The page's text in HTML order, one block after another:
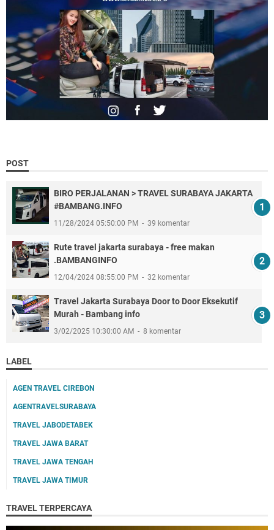
POST
BIRO PERJALANAN > TRAVEL SURABAYA JAKARTA
#BAMBANG.INFO
11/28/2024 05:50:00 PM 39 komentar
Rute travel jakarta surabaya - free makan
.BAMBANGINFO
12/04/2024 08:55:00 PM 32 komentar
Travel Jakarta Surabaya Door to Door Eksekutif
Murah - Bambang info
3/02/2025 10:30:00 AM 8 komentar
LABEL
AGEN TRAVEL CIREBON
AGENTRAVELSURABAYA
TRAVEL JABODETABEK
TRAVEL JAWA BARAT
TRAVEL JAWA TENGAH
TRAVEL JAWA TIMUR
TRAVEL TERPERCAYA